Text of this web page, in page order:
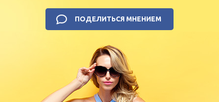
ПОДЕЛИТЬСЯ МНЕНИЕМ